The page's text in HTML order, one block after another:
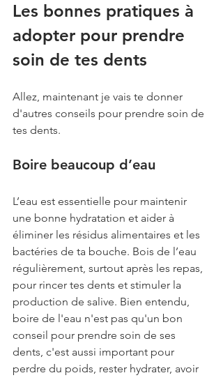
Les bonnes pratiques à
adopter pour prendre
soin de tes dents
Allez, maintenant je vais te donner
d'autres conseils pour prendre soin de
tes dents.
Boire beaucoup d’eau
L’eau est essentielle pour maintenir
une bonne hydratation et aider à
éliminer les résidus alimentaires et les
bactéries de ta bouche. Bois de l’eau
régulièrement, surtout après les repas,
pour rincer tes dents et stimuler la
production de salive. Bien entendu,
boire de l'eau n'est pas qu'un bon
conseil pour prendre soin de ses
dents, c'est aussi important pour
perdre du poids, rester hydrater, avoir